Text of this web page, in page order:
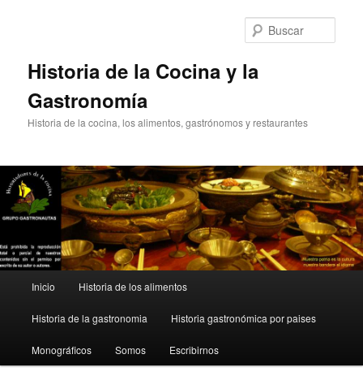
Historia de la Cocina y la
Gastronomía
Historia de la cocina, los alimentos, gastrónomos y restaurantes
principal
Inicio Historia de los alimentos
Historia de la gastronomia Historia gastronómica por paises
Monográficos Somos Escribirnos